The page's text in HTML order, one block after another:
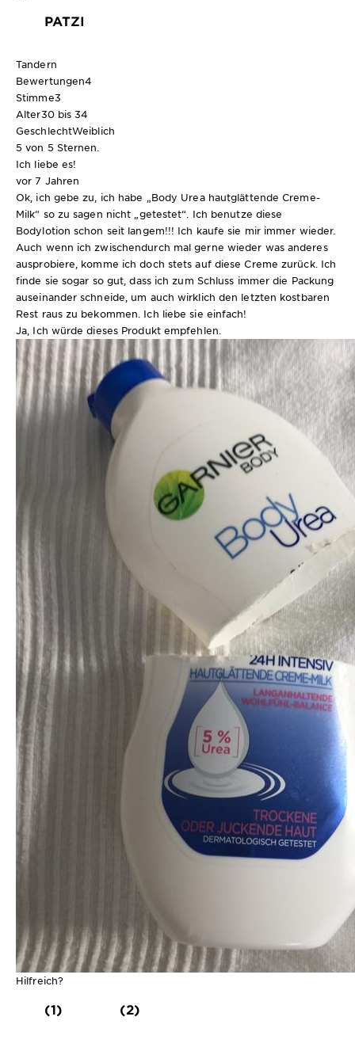
PATZI
Tandern
Bewertungen4
Stimme3
Alter30 bis 34
GeschlechtWeiblich
5 von 5 Sternen.
Ich liebe es!
vor 7 Jahren
Ok, ich gebe zu, ich habe „Body Urea hautglättende Creme-
Milk“ so zu sagen nicht „getestet“. Ich benutze diese
Bodylotion schon seit langem!!! Ich kaufe sie mir immer wieder.
Auch wenn ich zwischendurch mal gerne wieder was anderes
ausprobiere, komme ich doch stets auf diese Creme zurück. Ich
finde sie sogar so gut, dass ich zum Schluss immer die Packung
auseinander schneide, um auch wirklich den letzten kostbaren
Rest raus zu bekommen. Ich liebe sie einfach!
Ja, Ich würde dieses Produkt empfehlen.
Hilfreich?
(1) (2)